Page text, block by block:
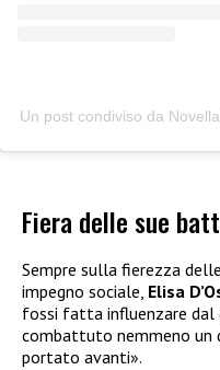
Un post condiviso da
Fiera delle sue
Sempre sulla fierezza
impegno sociale, Elisa
fossi fatta influenzare dal
combattuto nemmeno un
portato avanti».